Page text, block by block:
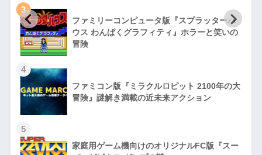
3
ファミリーコンピュータ版『スプラッターハ
ウス わんぱくグラフィティ』ホラーと笑いの
冒険
4
ファミコン版『ミラクルロピット 2100年の大
冒険』謎解き満載の近未来アクション
5
家庭用ゲーム機向けのオリジナルFC版『スー